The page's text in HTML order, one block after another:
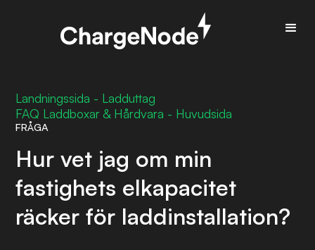
Landningssida - Ladduttag
FAQ Laddboxar & Hårdvara - Huvudsida
FRÅGA
Hur vet jag om min
fastighets elkapacitet
räcker för laddinstallation?